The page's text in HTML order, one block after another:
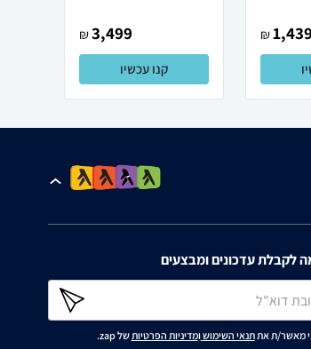
1,439
₪
3,499
₪
קנו עכשיו
לקבלת עדכונים ומבצעים
מאשר/ת אתתנאי השימושומדיניות הפרטיותשל zap.